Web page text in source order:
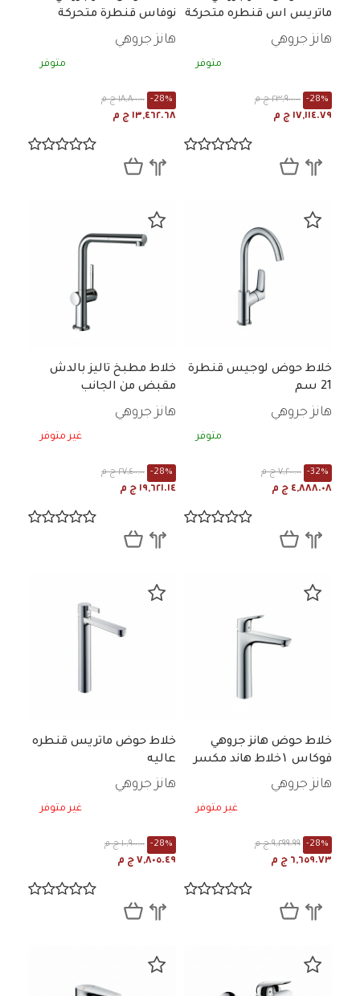
ماتريس اس قنطره متحركة
مقبض جانبي بالطابق كروم
31159000
هانز جروهي
متوفر
٢٣,٩٠٠.٠٠ ج م -28%
١٧,١١٤.٧٩ ج م
نوفاس قنطرة متحركة
مقبض جانبي بالطابق كروم
71126000
هانز جروهي
متوفر
١٨,٨٠٠.٠٠ ج م -28%
١٣,٤٦٢.٦٨ ج م
خلاط حوض لوجيس قنطرة
21 سم
هانز جروهي
متوفر
٧,٢٠٠.٠٠ ج م -32%
٤,٨٨٨.٠٨ ج م
خلاط مطبخ تاليز بالدش
مقبض من الجانب
هانز جروهي
غير متوفر
٢٧,٤٠٠.٠٠ ج م -28%
١٩,٦٢١.١٤ ج م
خلاط حوض هانز جروهي
فوكاس ۱خلاط هاند مكسر
بطابق كروم 31608006
هانز جروهي
غير متوفر
٩,٢٩٩.٩٩ ج م -28%
٦,٦٥٩.٧٣ ج م
خلاط حوض ماتريس قنطره
عاليه
هانز جروهي
غير متوفر
١٠,٩٠٠.٠٠ ج م -28%
٧,٨٠٥.٤٩ ج م